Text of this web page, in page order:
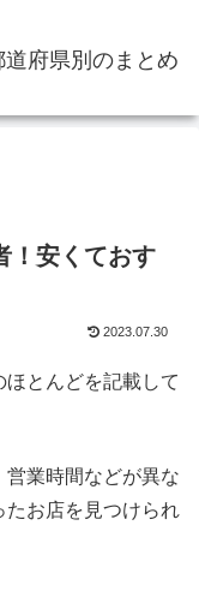
府県別のまとめ
！安くておす
2023.07.30
とんどを記載して
営業時間などが異な
たお店を見つけられ